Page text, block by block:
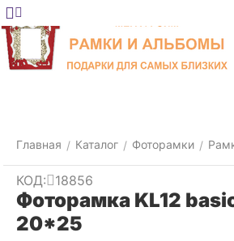
Главная / Каталог / Фоторамки /
КОД: 18856
Фоторамка KL12
20*25
Меню
товары